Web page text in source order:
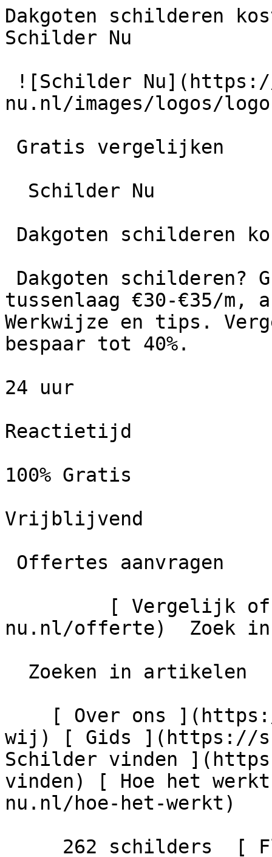
Dakgoten schilderen
Schilder Nu
nu.nl/images/logos/
tussenlaag €30-€35/m,
Werkwijze en tips.
bespaar tot 40%.
24 uur
Reactietijd
100% Gratis
Vrijblijvend
nu.nl/offerte)  Zoek
wij) [ Gids ](https://
Schilder vinden
vinden) [ Hoe het
nu.nl/hoe-het-werkt)